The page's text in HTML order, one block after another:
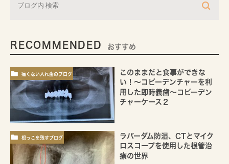
RECOMMENDED おすすめ
痛くない入れ歯のブログ
このままだと食事ができな
い！～コピーデンチャーを利
用した即時義歯～コピーデン
チャーケース２
根っこを残すブログ
ラバーダム防湿、CTとマイク
ロスコープを使用した根管治
療の世界